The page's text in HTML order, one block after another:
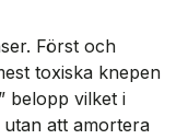
Först och
toxiska knepen
belopp vilket i
att amortera